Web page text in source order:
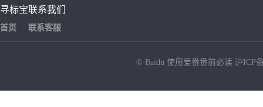
寻标宝
首页
联系我们
联系客服
© Baidu 使用爱番番前必读 沪ICP